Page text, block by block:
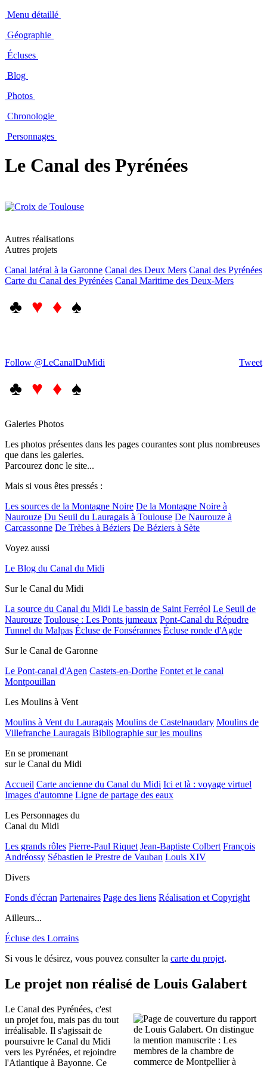
Menu détaillé
Géographie
Écluses
Blog
Photos
Chronologie
Personnages
Le Canal des Pyrénées
Autres réalisations
Autres projets
Canal latéral à la Garonne Canal des Deux Mers Canal des Pyrénées
Carte du Canal des Pyrénées Canal Maritime des Deux-Mers
♣ ♥ ♦ ♠
Tweet
Follow @LeCanalDuMidi
♣ ♥ ♦ ♠
Galeries Photos
Les photos présentes dans les pages courantes sont plus nombreuses
que dans les galeries.
Parcourez donc le site...
Mais si vous êtes pressés :
Les sources de la Montagne Noire De la Montagne Noire à
Naurouze Du Seuil du Lauragais à Toulouse De Naurouze à
Carcassonne De Trèbes à Béziers De Béziers à Sète
Voyez aussi
Le Blog du Canal du Midi
Sur le Canal du Midi
La source du Canal du Midi Le bassin de Saint Ferréol Le Seuil de
Naurouze Toulouse : Les Ponts jumeaux Pont-Canal du Répudre
Tunnel du Malpas Écluse de Fonsérannes Écluse ronde d'Agde
Sur le Canal de Garonne
Le Pont-canal d'Agen Castets-en-Dorthe Fontet et le canal
Montpouillan
Les Moulins à Vent
Moulins à Vent du Lauragais Moulins de Castelnaudary Moulins de
Villefranche Lauragais Bibliographie sur les moulins
En se promenant
sur le Canal du Midi
Accueil Carte ancienne du Canal du Midi Ici et là : voyage virtuel
Images d'automne Ligne de partage des eaux
Les Personnages du
Canal du Midi
Les grands rôles Pierre-Paul Riquet Jean-Baptiste Colbert François
Andréossy Sébastien le Prestre de Vauban Louis XIV
Divers
Fonds d'écran Partenaires Page des liens Réalisation et Copyright
Ailleurs...
Écluse des Lorrains
Si vous le désirez, vous pouvez consulter la carte du projet.
Le projet non réalisé de Louis Galabert
Le Canal des Pyrénées, c'est
un projet fou, mais pas du tout
irréalisable. Il s'agissait de
poursuivre le Canal du Midi
vers les Pyrénées, et rejoindre
l'Atlantique à Bayonne. Ce